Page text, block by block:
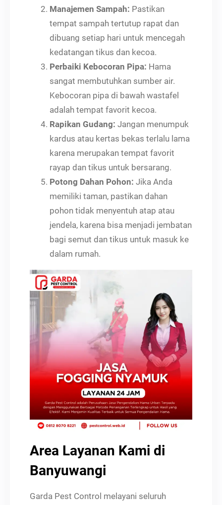
Manajemen Sampah: Pastikan
tempat sampah tertutup rapat dan
dibuang setiap hari untuk mencegah
kedatangan tikus dan kecoa.
Perbaiki Kebocoran Pipa: Hama
sangat membutuhkan sumber air.
Kebocoran pipa di bawah wastafel
adalah tempat favorit kecoa.
Rapikan Gudang: Jangan menumpuk
kardus atau kertas bekas terlalu lama
karena merupakan tempat favorit
rayap dan tikus untuk bersarang.
Potong Dahan Pohon: Jika Anda
memiliki taman, pastikan dahan
pohon tidak menyentuh atap atau
jendela, karena bisa menjadi jembatan
bagi semut dan tikus untuk masuk ke
dalam rumah.
Area Layanan Kami di
Banyuwangi
Garda Pest Control melayani seluruh